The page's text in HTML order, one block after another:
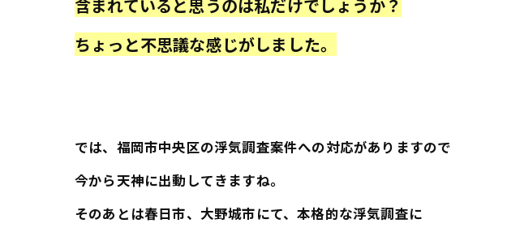
含まれていると思うのは私だけでしょうか？
ちょっと不思議な感じがしました。
では、福岡市中央区の浮気調査案件への対応がありますので
今から天神に出動してきますね。
そのあとは春日市、大野城市にて、本格的な浮気調査に